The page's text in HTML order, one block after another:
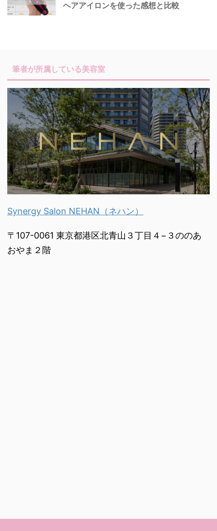
ヘアアイロンを使った感想と比較
筆者が所属している美容室
Synergy Salon NEHAN（ネハン）
〒107-0061 東京都港区北青山３丁目４−３ののあ
おやま２階